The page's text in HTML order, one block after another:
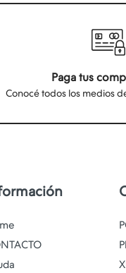
Paga tus
Conocé todos los medios